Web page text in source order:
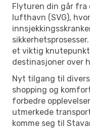
Flyturen din går
lufthavn (SVG),
et viktig
destinasjoner over
Nyt tilgang til
shopping og
forbedre
utmerkede
komme seg til